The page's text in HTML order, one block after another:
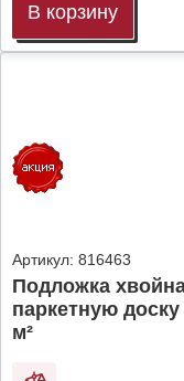
В корзину
Артикул: 816463
Подложка
паркетную
м²